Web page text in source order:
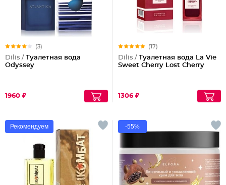
(3)
Dilis / Туалетная вода
Odyssey
1960 ₽
(17)
Dilis / Туалетная вода La Vie
Sweet Cherry Lost Cherry
1306 ₽
Рекомендуем -55%